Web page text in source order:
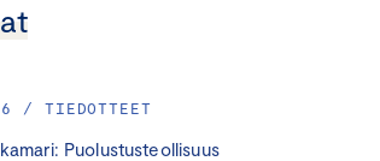
/ TIEDOTTEET
Puolustusteollisuus